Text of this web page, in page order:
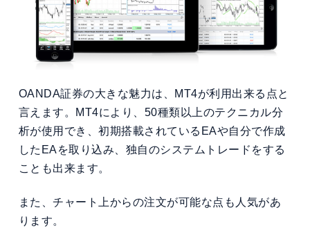
OANDA証券の大きな魅力は、MT4が利用出来る点と
言えます。MT4により、50種類以上のテクニカル分
析が使用でき、初期搭載されているEAや自分で作成
したEAを取り込み、独自のシステムトレードをする
ことも出来ます。
また、チャート上からの注文が可能な点も人気があ
ります。